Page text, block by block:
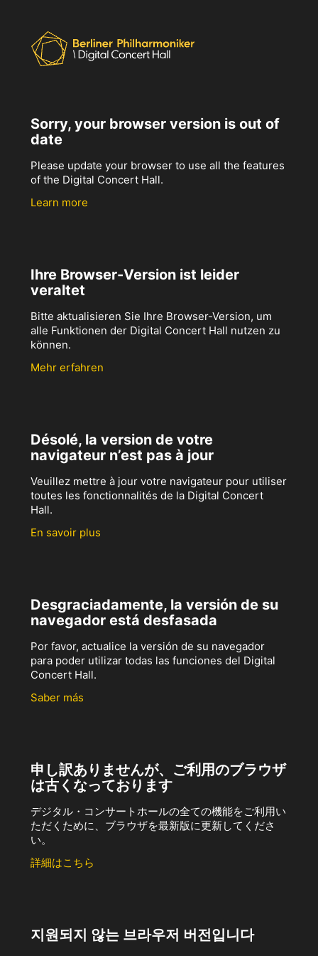
Sorry, your browser version is out of
date
Please update your browser to use all the features
of the Digital Concert Hall.
Learn more
Ihre Browser-Version ist leider
veraltet
Bitte aktualisieren Sie Ihre Browser-Version, um
alle Funktionen der Digital Concert Hall nutzen zu
können.
Mehr erfahren
Désolé, la version de votre
navigateur n’est pas à jour
Veuillez mettre à jour votre navigateur pour utiliser
toutes les fonctionnalités de la Digital Concert
Hall.
En savoir plus
Desgraciadamente, la versión de su
navegador está desfasada
Por favor, actualice la versión de su navegador
para poder utilizar todas las funciones del Digital
Concert Hall.
Saber más
申し訳ありませんが、ご利用のブラウザ
は古くなっております
デジタル・コンサートホールの全ての機能をご利用い
ただくために、ブラウザを最新版に更新してくださ
い。
詳細はこちら
지원되지 않는 브라우저 버전입니다